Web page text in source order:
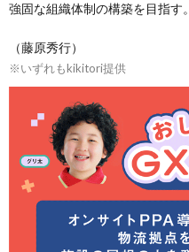
強固な組織体制の構築を目指す。
（藤原秀行）
※いずれもkikitori提供